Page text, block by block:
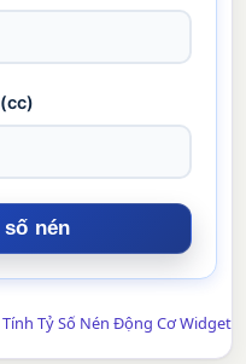
Tỷ Số Nén Động Cơ Widget